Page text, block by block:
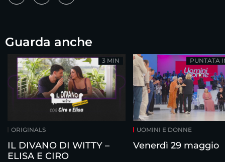
Guarda anche
ORIGINALS
IL DIVANO DI WITTY –
ELISA E CIRO
3 MIN
UOMINI E DONNE
Venerdì 29 maggio
PUNTATA